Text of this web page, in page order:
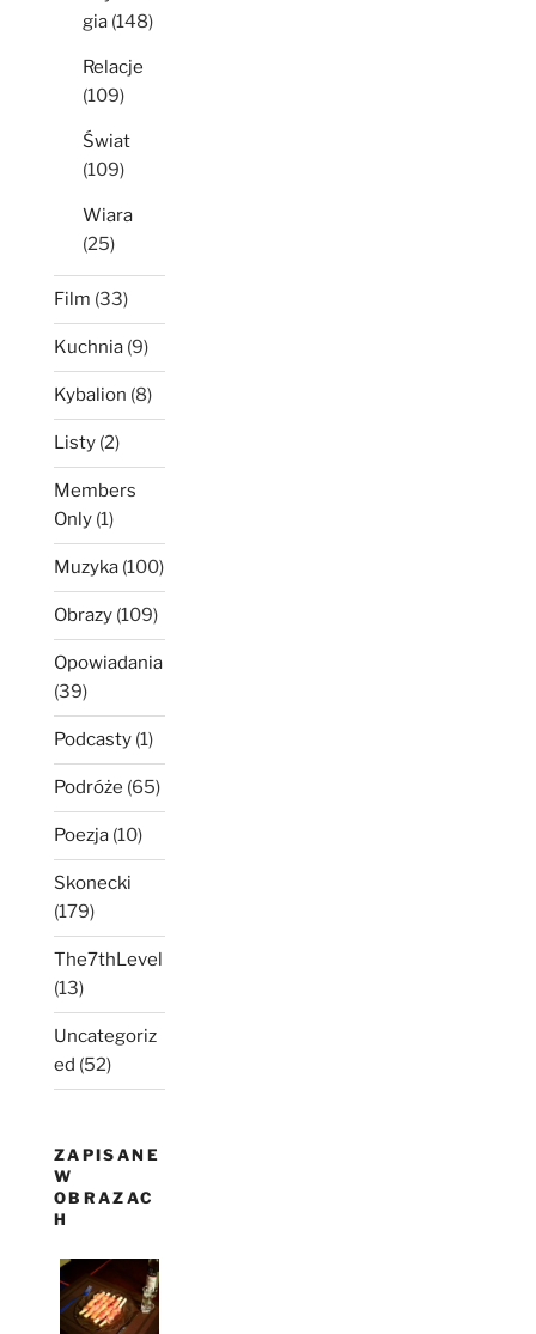
gia (148)
Relacje
(109)
Świat
(109)
Wiara
(25)
Film (33)
Kuchnia (9)
Kybalion (8)
Listy (2)
Members
Only (1)
Muzyka (100)
Obrazy (109)
Opowiadania
(39)
Podcasty (1)
Podróże (65)
Poezja (10)
Skonecki
(179)
The7thLevel
(13)
Uncategoriz
ed (52)
ZAPISANE
W
OBRAZAC
H